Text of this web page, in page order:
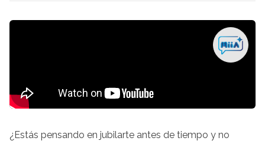
¿Estás pensando en jubilarte antes de tiempo y no